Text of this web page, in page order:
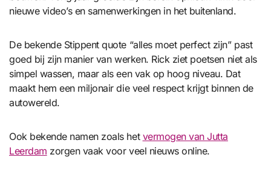
nieuwe video’s en samenwerkingen in het buitenland.
De bekende Stippent quote “alles moet perfect zijn” past
goed bij zijn manier van werken. Rick ziet poetsen niet als
simpel wassen, maar als een vak op hoog niveau. Dat
maakt hem een miljonair die veel respect krijgt binnen de
autowereld.
Ook bekende namen zoals het vermogen van Jutta
Leerdam zorgen vaak voor veel nieuws online.